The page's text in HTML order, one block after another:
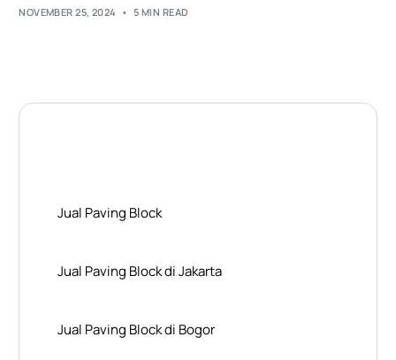
NOVEMBER 25, 2024 5 MIN READ
Jual Paving Block
Jual Paving Block di Jakarta
Jual Paving Block di Bogor